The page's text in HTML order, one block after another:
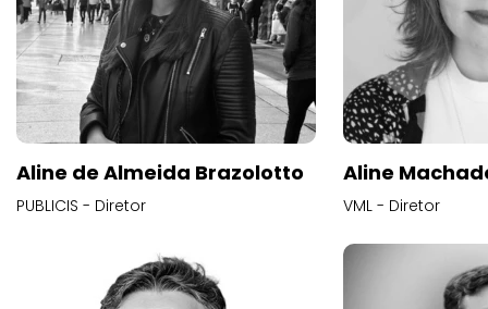
Aline de Almeida Brazolotto
PUBLICIS - Diretor
Aline
VML - Diretor